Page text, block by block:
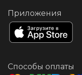
Приложения
Способы оплаты